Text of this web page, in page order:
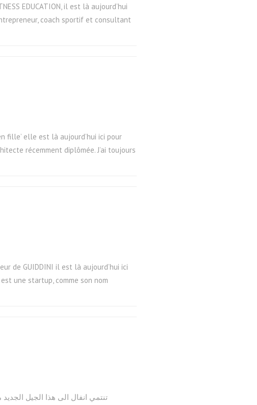
EDUCATION, il est là aujourd’hui
coach sportif et consultant
fille’ elle est là aujourd’hui ici pour
récemment diplômée. J’ai toujours
de GUIDDINI il est là aujourd’hui ici
une startup, comme son nom